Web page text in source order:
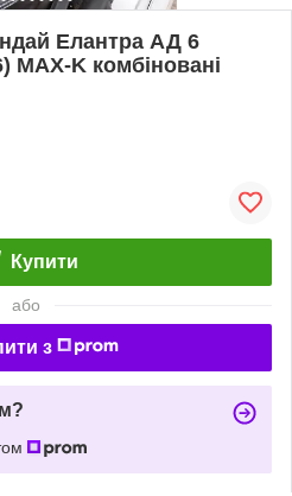
Елантра АД 6
MAX-K комбіновані
Купити
або
з